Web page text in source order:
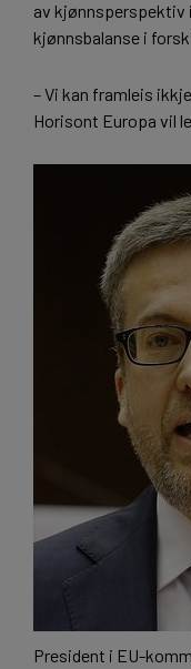
av kjønnsperspektiv
kjønnsbalanse i
– Vi kan framleis
Horisont Europa vil
President i EU-